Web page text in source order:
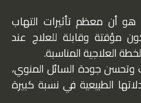
هو أن معظم تأثيرات التهاب
مؤقتة وقابلة للعلاج عند
العلاجية المناسبة.
وتحسن جودة السائل المنوي،
الطبيعية في نسبة كبيرة